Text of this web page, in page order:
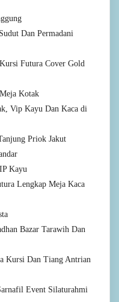
Dan Permadani
Futura Cover Gold
Kotak
Vip Kayu Dan Kaca di
Priok Jakut
Kayu
Lengkap Meja Kaca
Bazar Tarawih Dan
Kursi Dan Tiang Antrian
Event Silaturahmi